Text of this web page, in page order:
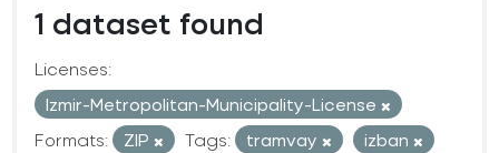
1 dataset found
Licenses:
Izmir-Metropolitan-Municipality-License
Formats:
ZIP Tags: tramvay
izban